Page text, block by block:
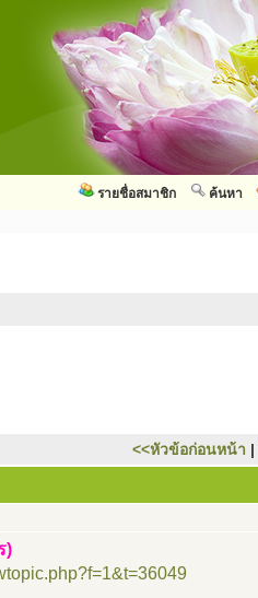
ค้นหา
รายชื่อสมาชิก
<<หัวข้อก่อนหน้า |
)